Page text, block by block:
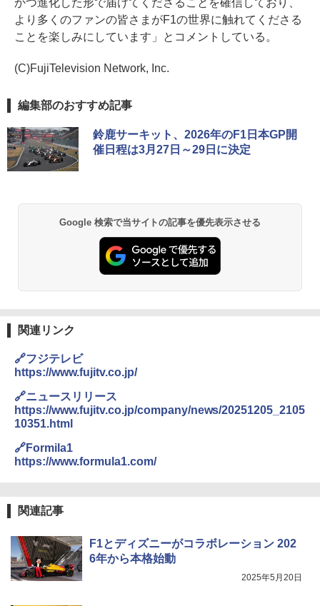
より多くのファンの皆さまがF1の世界に触れてくださる
ことを楽しみにしています」とコメントしている。
(C)FujiTelevision Network, Inc.
編集部のおすすめ記事
鈴鹿サーキット、2026年のF1日本GP開
催日程は3月27日～29日に決定
Google 検索で当サイトの記事を優先表示させる
関連リンク
🔗フジテレビ
https://www.fujitv.co.jp/
🔗ニュースリリース
https://www.fujitv.co.jp/company/news/20251205_2105
10351.html
🔗Formila1
https://www.formula1.com/
関連記事
F1とディズニーがコラボレーション 202
6年から本格始動
2025年5月20日